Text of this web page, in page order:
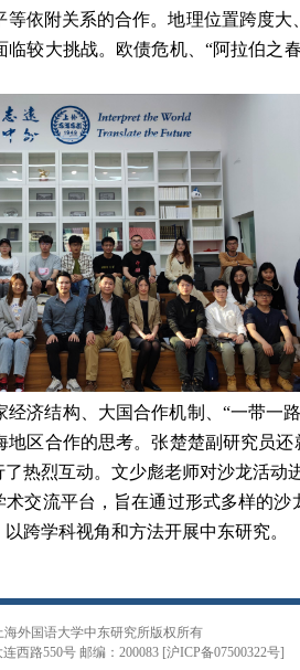
依附关系的合作。地理位置跨度
较大挑战。欧债危机、“阿拉伯之
济结构、大国合作机制、“一带一
区合作的思考。张楚楚副研究员
热烈互动。文少彪老师对沙龙活动
交流平台，旨在通过形式多样的
跨学科视角和方法开展中东研究。
海外国语大学中东研究所版权所有
西路550号 邮编：200083 [沪ICP备07500322号]